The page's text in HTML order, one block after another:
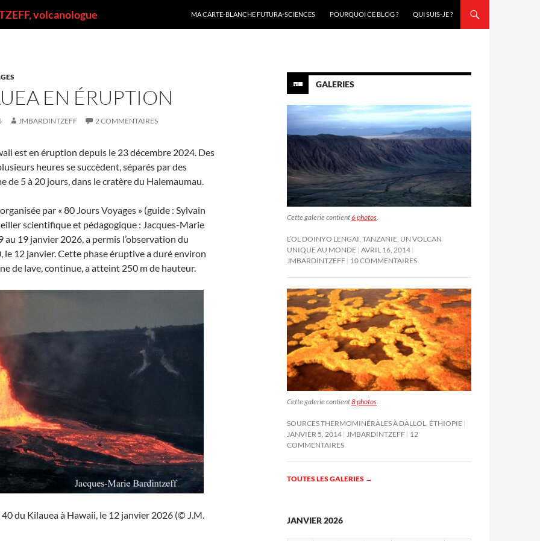
volcanologue
MA CARTE-BLANCHE FUTURA-SCIENCES
POURQUOI CE BLOG ? QUI SUIS-JE ?
EN ÉRUPTION
JMBARDINTZEFF 2 COMMENTAIRES
est en éruption depuis le 23 décembre 2024. Des
heures se succèdent, séparés par des
de 5 à 20 jours, dans le cratère du Halemaumau.
par « 80 Jours Voyages » (guide : Sylvain
scientifique et pédagogique : Jacques-Marie
au 19 janvier 2026, a permis l’observation du
le 12 janvier. Cette phase éruptive a duré environ
de lave, continue, a atteint 250 m de hauteur.
40 du Kilauea à Hawaii, le 12 janvier 2026 (© J.M.
GALERIES
Cette galerie contient6 photos.
L’OL DOINYO LENGAI, TANZANIE, UN VOLCAN
UNIQUE AU MONDE AVRIL 16, 2014
JMBARDINTZEFF 10 COMMENTAIRES
Cette galerie contient8 photos
SOURCES THERMOMINÉRALES À DALLOL, ÉTHIOPIE
JANVIER 5, 2014
JMBARDINTZEFF 12
COMMENTAIRES
TOUTES LES GALERIES →
JANVIER 2026